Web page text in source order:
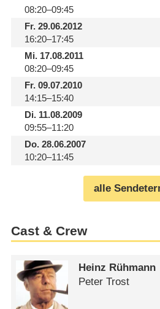
08:20–09:45
Fr.29.06.2012
16:20–17:45
Mi.17.08.2011
08:20–09:45
Fr.09.07.2010
14:15–15:40
Di.11.08.2009
09:55–11:20
Do.28.06.2007
10:20–11:45
alle
Cast & Crew
Heinz Rühmann
Peter Trost